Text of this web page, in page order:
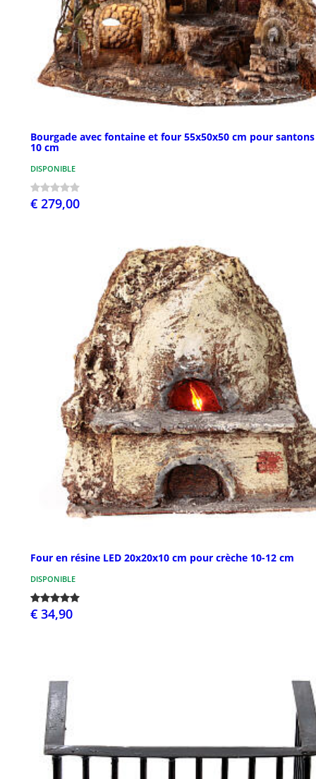
Bourgade avec fontaine et four 55x50x50 cm pour
10 cm
DISPONIBLE
€ 279,00
Four en résine LED 20x20x10 cm pour crèche 10-12 cm
DISPONIBLE
€ 34,90